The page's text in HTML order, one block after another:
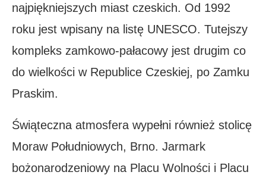
najpiękniejszych miast czeskich. Od 1992
roku jest wpisany na listę UNESCO. Tutejszy
kompleks zamkowo-pałacowy jest drugim co
do wielkości w Republice Czeskiej, po Zamku
Praskim.
Świąteczna atmosfera wypełni również stolicę
Moraw Południowych, Brno. Jarmark
bożonarodzeniowy na Placu Wolności i Placu